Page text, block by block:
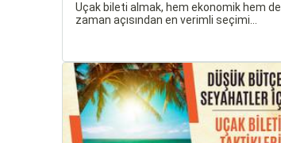
Uçak bileti almak, hem ekonomik hem de
zaman açısından en verimli seçimi
etmeniz gereken önemli noktaları ele
alacak ve Sorgulamax.